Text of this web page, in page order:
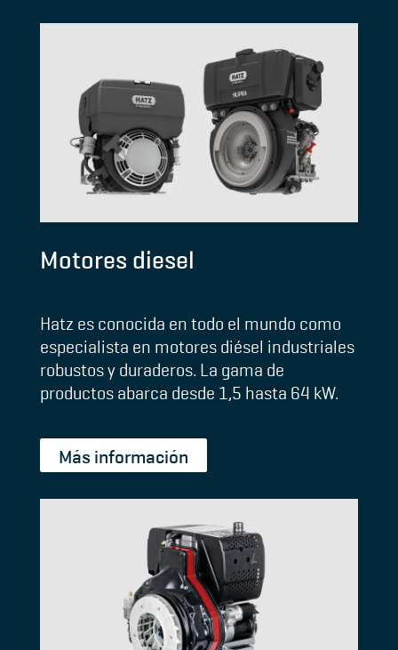
Motores diesel
Hatz es conocida en todo el mundo como
especialista en motores diésel industriales
robustos y duraderos. La gama de
productos abarca desde 1,5 hasta 64 kW.
Más información